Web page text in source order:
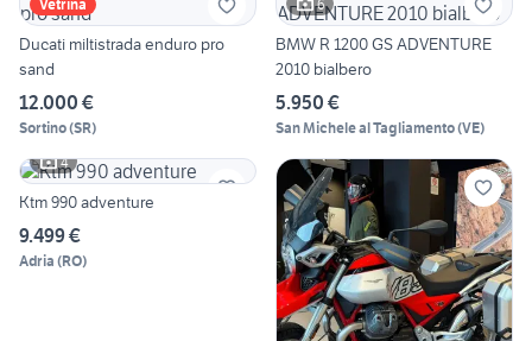
Vetrina
Ducati miltistrada enduro pro
sand
12.000 €
Sortino(SR)
6
BMW R 1200 GS ADVENTURE
2010 bialbero
5.950 €
San Michele al Tagliamento(VE)
4
Ktm 990 adventure
9.499 €
Adria (RO)